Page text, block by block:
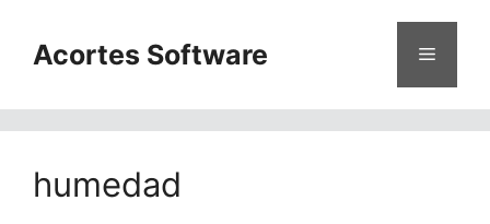
contenido
Acortes Software Menú
humedad